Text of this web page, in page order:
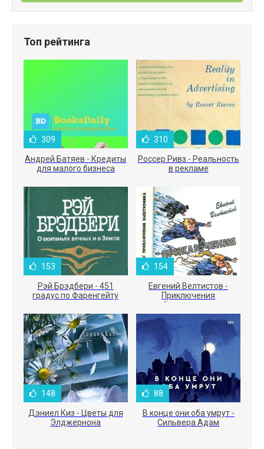
Топ рейтинга
309
Андрей Батяев - Кредиты
для малого бизнеса
310
Россер Ривз - Реальность
в рекламе
153
Рэй Брэдбери - 451
градус по Фаренгейту
154
Евгений Велтистов -
Приключения
Электроника
148
Дэниел Киз - Цветы для
Элджернона
88
В конце они оба умрут -
Сильвера Адам